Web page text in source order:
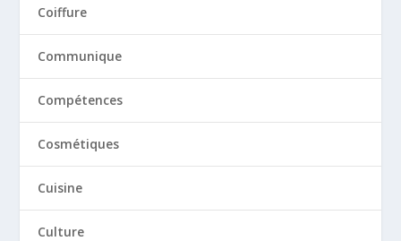
Coiffure
Communique
Compétences
Cosmétiques
Cuisine
Culture